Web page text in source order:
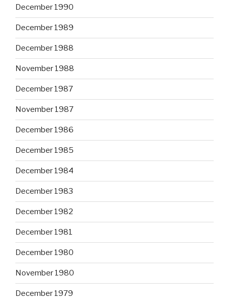
December 1990
December 1989
December 1988
November 1988
December 1987
November 1987
December 1986
December 1985
December 1984
December 1983
December 1982
December 1981
December 1980
November 1980
December 1979